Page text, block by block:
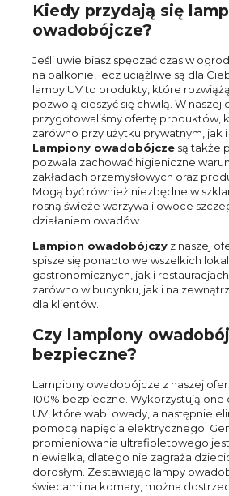
Kiedy przydają się
owadobójcze?
Jeśli uwielbiasz spędzać czas w
na balkonie, lecz uciążliwe są dla
lampy UVto produkty, które
pozwolą cieszyć się chwilą. W naszej
przygotowaliśmy ofertę produktów,
zarówno przy użytku prywatnym, jak
Lampiony owadobójcze są także
pozwala zachować higieniczne
zakładach przemysłowych oraz
Mogą być również niezbędne w
rosną świeże warzywa i owoce
działaniem owadów.
Lampion owadobójczy z naszej
spisze się ponadto we wszelkich
gastronomicznych, jak i
zarówno w budynku, jak i na
dla klientów.
Czy lampiony
bezpieczne?
Lampiony owadobójcze z naszej
100% bezpieczne. Wykorzystują one
UV, które wabi owady, a następnie
pomocą napięcia elektrycznego.
promieniowania ultrafioletowego
niewielka, dlatego nie zagraża
dorosłym. Zestawiając lampy
świecami na komary, można